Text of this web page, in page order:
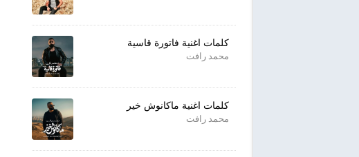
كلمات اغنية فاتورة قاسية
محمد رافت
كلمات اغنية ماكانوش خير
محمد رافت